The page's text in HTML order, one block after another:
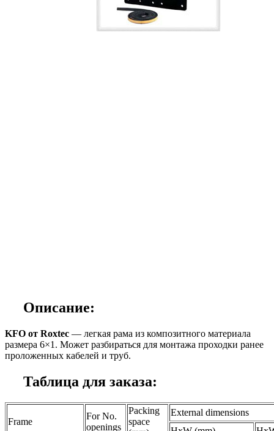
Описание:
KFO от Roxtec — легкая рама из композитного материала
размера 6×1. Может разбираться для монтажа проходки ранее
проложенных кабелей и труб.
Таблица для заказа:
Frame
For No.
openings
Packing
space
External dimensions